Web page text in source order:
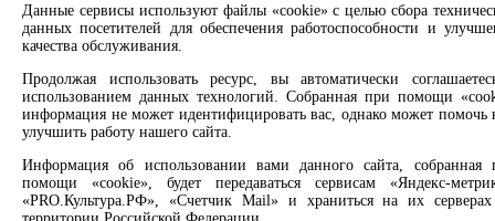
Вконтакте
Одноклассники
Rutube
Заметили опечатку? Выделите текст с ошибкой и нажмите
Сообщить об ошибке
Данные сервисы используют файлы «cookie» с целью сбора
данных посетителей для обеспечения работоспособности и
качества обслуживания.
Продолжая использовать ресурс, вы автоматически
использованием данных технологий. Собранная при помощи
информация не может идентифицировать вас, однако может помочь
улучшить работу нашего сайта.
Информация об использовании вами данного сайта, собранная
помощи «cookie», будет передаваться сервисам «Яндекс-
«PRO.Культура.РФ», «Счетчик Mail» и храниться на их